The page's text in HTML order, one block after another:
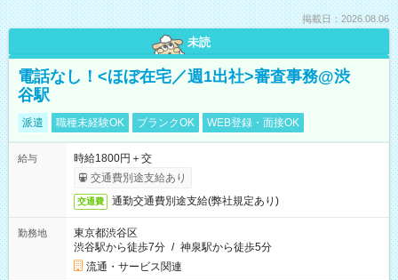
掲載日：2026.08.06
未読
電話なし！<ほぼ在宅／週1出社>審査事務@渋
谷駅
派遣 職種未経験OK ブランクOK WEB登録・面接OK
給与
時給1800円＋交
交通費別途支給あり
交通費 通勤交通費別途支給(弊社規定あり)
勤務地
東京都渋谷区
渋谷駅から徒歩7分 / 神泉駅から徒歩5分
流通・サービス関連